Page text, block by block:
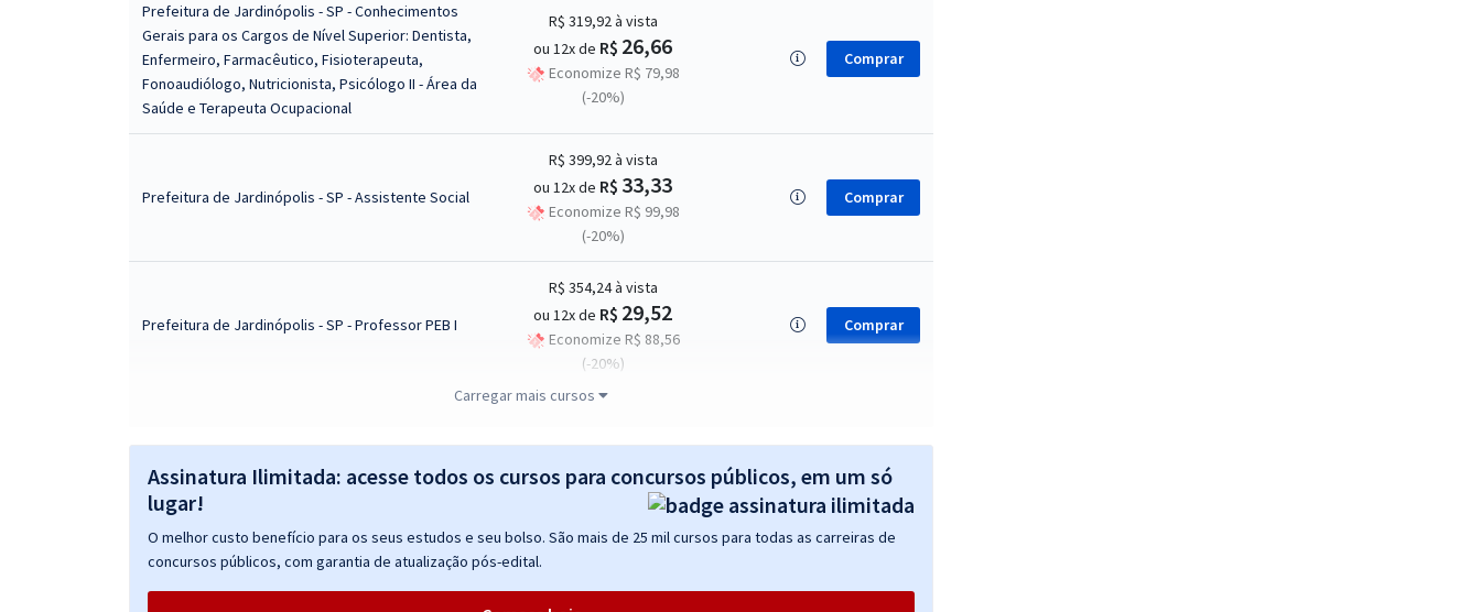
Prefeitura de Jardinópolis - SP - Conhecimentos
Gerais para os Cargos de Nível Superior: Dentista,
Enfermeiro, Farmacêutico, Fisioterapeuta,
Fonoaudiólogo, Nutricionista, Psicólogo II - Área da
Saúde e Terapeuta Ocupacional
R$ 319,92à vista
ou 12x de R$ 26,66
Economize R$ 79,98
(-20%)
Comprar
Prefeitura de Jardinópolis - SP - Assistente Social
R$ 399,92à vista
ou 12x de R$ 33,33
Economize R$ 99,98
(-20%)
Comprar
Prefeitura de Jardinópolis - SP - Professor PEB I
R$ 354,24à vista
ou 12x de R$ 29,52
Economize R$ 88,56
(-20%)
Comprar
da Educação
ou 12x deR$33,33
(-20%)
Prefeitura de Jardinópolis - SP - Psicólogo II – Área
da Saúde
R$ 399,92 à vista
ou 12x de
Economize R$ 99,98
Carregar mais cursos
Assinatura Ilimitada: acesse todos os cursos para concursos públicos, em um só
lugar!
O melhor custo benefício para os seus estudos e seu bolso. São mais de 25 mil cursos para todas as carreiras de
concursos públicos, com garantia de atualização pós-edital.